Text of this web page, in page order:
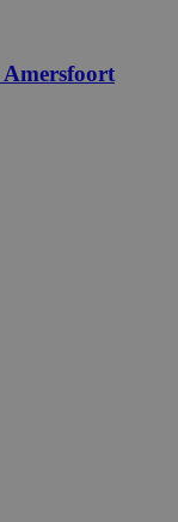
Amersfoort